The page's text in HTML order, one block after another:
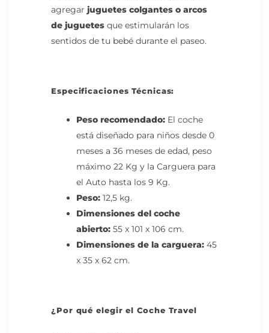
agregar juguetes colgantes o arcos
de juguetes que estimularán los
sentidos de tu bebé durante el paseo.
Especificaciones Técnicas:
Peso recomendado: El coche
está diseñado para niños desde 0
meses a 36 meses de edad, peso
máximo 22 Kg y la Carguera para
el Auto hasta los 9 Kg.
Peso: 12,5 kg.
Dimensiones del coche
abierto: 55 x 101 x 106 cm.
Dimensiones de la carguera: 45
x 35 x 62 cm.
¿Por qué elegir elCoche Travel